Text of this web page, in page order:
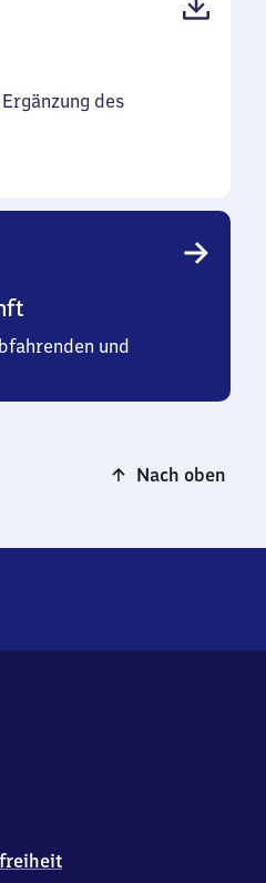
67
des
und
Nach oben